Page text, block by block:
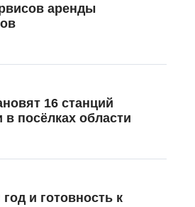
аренды
16 станций
в посёлках области
и готовность к